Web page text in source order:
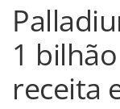
1
receita